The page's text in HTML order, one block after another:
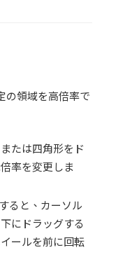
の領域を高倍率で
たは四角形をド
率を変更しま
ると、カーソル
にドラッグする
ールを前に回転